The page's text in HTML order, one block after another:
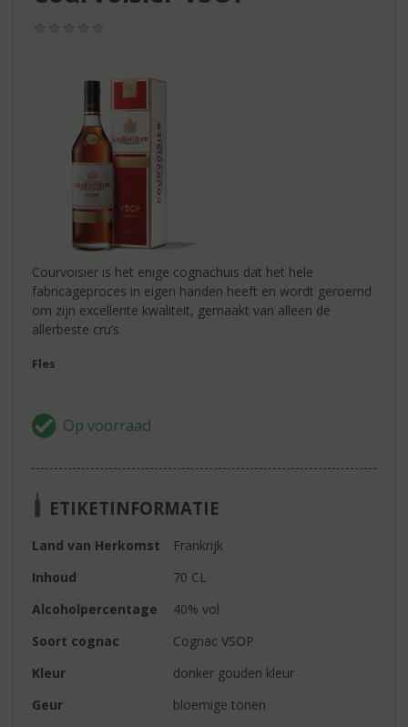
Courvoisier is het enige cognachuis dat het hele
fabricageproces in eigen handen heeft en wordt geroemd
om zijn excellente kwaliteit, gemaakt van alleen de
allerbeste cru’s.
Fles
ETIKETINFORMATIE
Land van Herkomst
Frankrijk
Inhoud
70 CL
Alcoholpercentage
40% vol
Soort cognac
Cognac VSOP
Kleur
donker gouden kleur
Geur
bloemige tonen